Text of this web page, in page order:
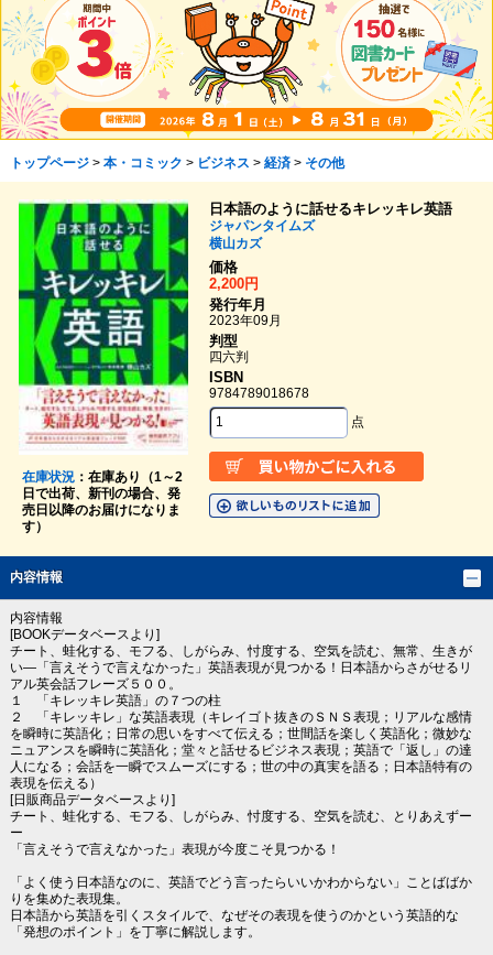
トップページ> 本・コミック > ビジネス > 経済> その他
在庫状況：在庫あり（1～2
日で出荷、新刊の場合、発
売日以降のお届けになりま
す）
日本語のように話せるキレッキレ英語
ジャパンタイムズ
横山カズ
価格
2,200円
発行年月
2023年09月
判型
四六判
ISBN
9784789018678
点
内容情報
内容情報
[BOOKデータベースより]
チート、蛙化する、モフる、しがらみ、忖度する、空気を読む、無常、生きが
い―「言えそうで言えなかった」英語表現が見つかる！日本語からさがせるリ
アル英会話フレーズ５００。
１ 「キレッキレ英語」の７つの柱
２ 「キレッキレ」な英語表現（キレイゴト抜きのＳＮＳ表現；リアルな感情
を瞬時に英語化；日常の思いをすべて伝える；世間話を楽しく英語化；微妙な
ニュアンスを瞬時に英語化；堂々と話せるビジネス表現；英語で「返し」の達
人になる；会話を一瞬でスムーズにする；世の中の真実を語る；日本語特有の
表現を伝える）
[日販商品データベースより]
チート、蛙化する、モフる、しがらみ、忖度する、空気を読む、とりあえずー
ー
「言えそうで言えなかった」表現が今度こそ見つかる！
「よく使う日本語なのに、英語でどう言ったらいいかわからない」ことばばか
りを集めた表現集。
日本語から英語を引くスタイルで、なぜその表現を使うのかという英語的な
「発想のポイント」を丁寧に解説します。